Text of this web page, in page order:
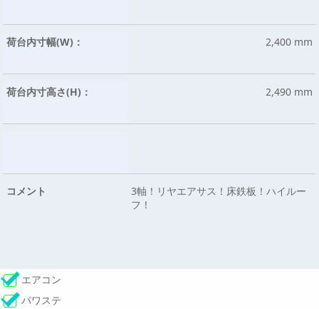
荷台内寸幅(W)： 2,400 mm
荷台内寸高さ(H)： 2,490 mm
コメント
3軸！リヤエアサス！床鉄板！ハイルー
フ！
エアコン
パワステ